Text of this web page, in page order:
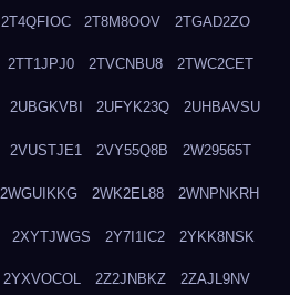
2T4QFIOC 2T8M8OOV 2TGAD2ZO
2TT1JPJ0 2TVCNBU8 2TWC2CET
2UBGKVBI 2UFYK23Q 2UHBAVSU
2VUSTJE1 2VY55Q8B 2W29565T
2WGUIKKG 2WK2EL88 2WNPNKRH
2XYTJWGS 2Y7I1IC2 2YKK8NSK
2YXVOCOL 2Z2JNBKZ 2ZAJL9NV